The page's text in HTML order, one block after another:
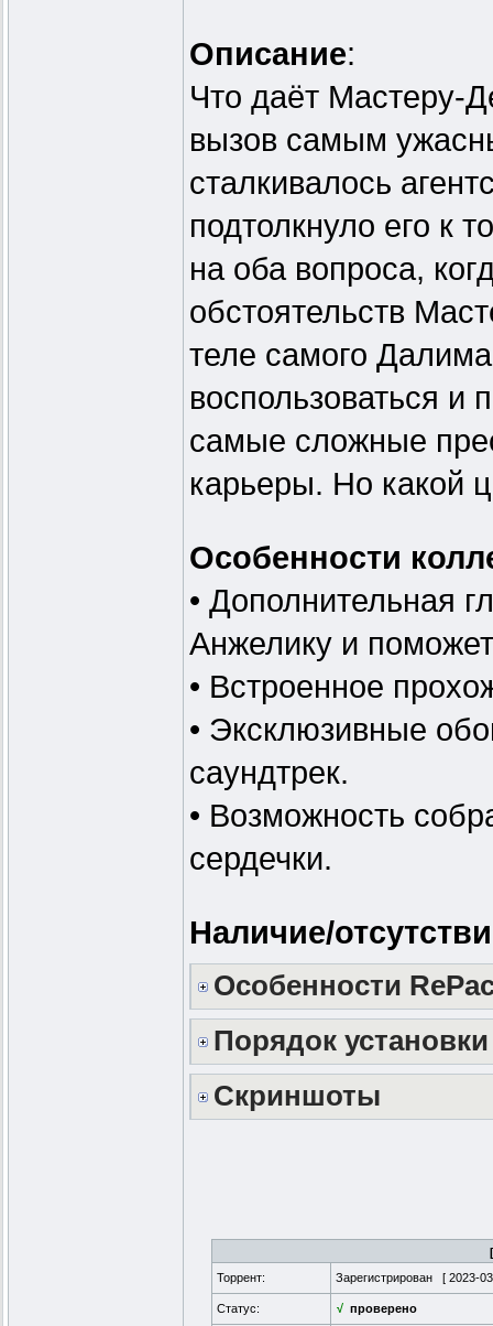
Описание:
Что даёт Мастеру-
вызов самым
сталкивалось
подтолкнуло его к
на оба вопроса,
обстоятельств
теле самого
воспользоваться и
самые сложные
карьеры. Но какой
Особенности
• Дополнительная
Анжелику и
• Встроенное
• Эксклюзивные
саундтрек.
• Возможность
сердечки.
Наличие/
Особенности
Порядок установки
Скриншоты
Торрент:
Зарегистрирован [ 2023-
Статус: √ проверено